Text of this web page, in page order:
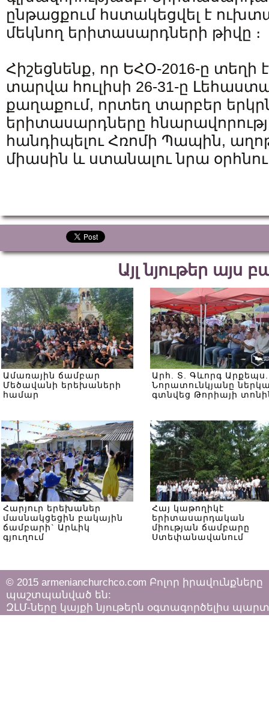
ընթացքում հստակեցվել է
մեկնող երիտասարդների թիվը ։
Հիշեցնենք, որ ԵՀՕ-2016-ը տեղի
տարվա հուլիսի 26-31-ը
քաղաքում, որտեղ տարբեր
երիտասարդները
հանդիպելու Հռոմի Պապին,
միասին և ստանալու նրա
Այլ նյութեր այս
Ամառային ճամբար
Մեծավանի երեխաների
համար
Արհ. Տ. Գևորգ Արքեպս.
Նորատունկյանը
գտնվեց Թորիայի
Հարյուր երեխաներ
մասնակցեցին բակային
ճամբարի` Արևիկ
գյուղում
Հայ կաթողիկէ
երիտասարդական
միության ճամբարը
Ստեփանավանում
© 2015 armenianchurchco.com Բոլոր իրավունքները
պաշտպանված են:
ԶԼՄ-ները կայքի նյութերն օգտագործելիս